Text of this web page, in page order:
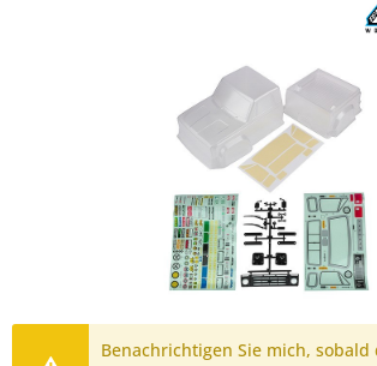
Benachrichtigen Sie mich,